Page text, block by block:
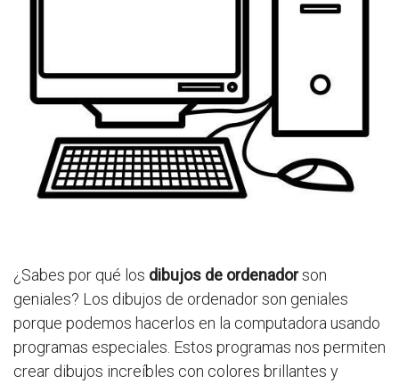
¿Sabes por qué los dibujos de ordenadorson
geniales? Los dibujos de ordenador son geniales
porque podemos hacerlos en la computadora usando
programas especiales. Estos programas nos permiten
crear dibujos increíbles con colores brillantes y